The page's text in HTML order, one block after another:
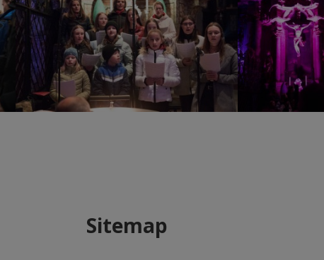
Sitemap